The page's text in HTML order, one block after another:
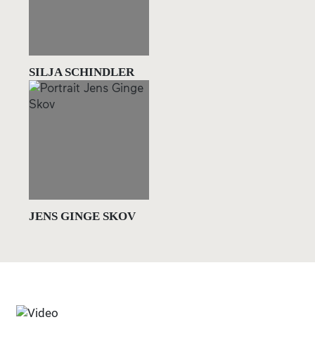
SILJA SCHINDLER
JENS GINGE SKOV